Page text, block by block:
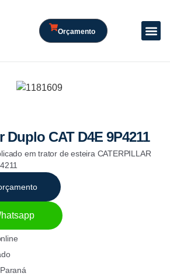
Orçamento
Duplo CAT D4E 9P4211
em trator de esteira CATERPILLAR